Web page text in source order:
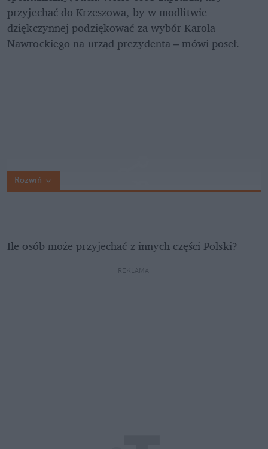
przyjechać do Krzeszowa, by w modlitwie
dziękczynnej podziękować za wybór Karola
Nawrockiego na urząd prezydenta – mówi poseł.
Rozwiń
Ile osób może przyjechać z innych części Polski?
REKLAMA